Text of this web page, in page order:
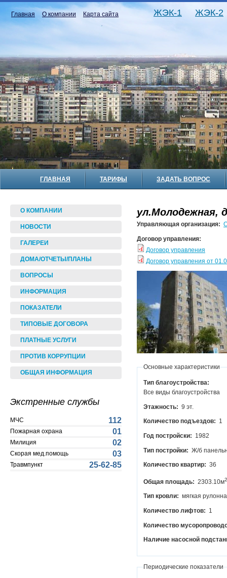
Главная О компании Карта сайта ЖЭК-1 ЖЭК-2
ГЛАВНАЯ ТАРИФЫ ЗАДАТЬ ВОПРОС
О КОМПАНИИ
НОВОСТИ
ГАЛЕРЕИ
ДОМА/ОТЧЕТЫ/ПЛАНЫ
ВОПРОСЫ
ИНФОРМАЦИЯ
ПОКАЗАТЕЛИ
ТИПОВЫЕ ДОГОВОРА
ПЛАТНЫЕ УСЛУГИ
ПРОТИВ КОРРУПЦИИ
ОБЩАЯ ИНФОРМАЦИЯ
Экстренные службы
МЧС 112
Пожарная охрана 01
Милиция 02
Скорая мед.помощь 03
Травмпункт 25-62-85
ул.Молодежная,
Управляющая организация:
Договор управления:
Договор управления
Договор управления от
Основные характеристики
Тип благоустройства:
Все виды благоустройства
Этажность: 9 эт.
Количество подъездов: 1
Год постройски: 1982
Тип постройки: Ж/б
Количество квартир: 36
Общая площадь: 2303.10м2
Тип кровли: мягкая
Количество лифтов: 1
Количество
Наличие насосной
Периодические показатели